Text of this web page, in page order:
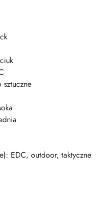
sztuczne
EDC, outdoor, taktyczne